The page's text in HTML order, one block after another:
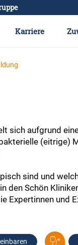
Karriere
sich aufgrund
(eitrige)
sind und
den Schön
Expertinnen und